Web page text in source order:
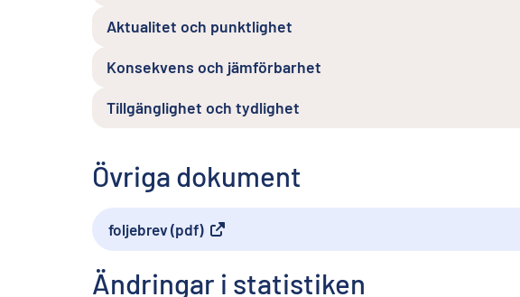
Aktualitet och punktlighet
Konsekvens och jämförbarhet
Tillgänglighet och tydlighet
Övriga dokument
foljebrev (pdf)
Extern länk
Ändringar i statistiken